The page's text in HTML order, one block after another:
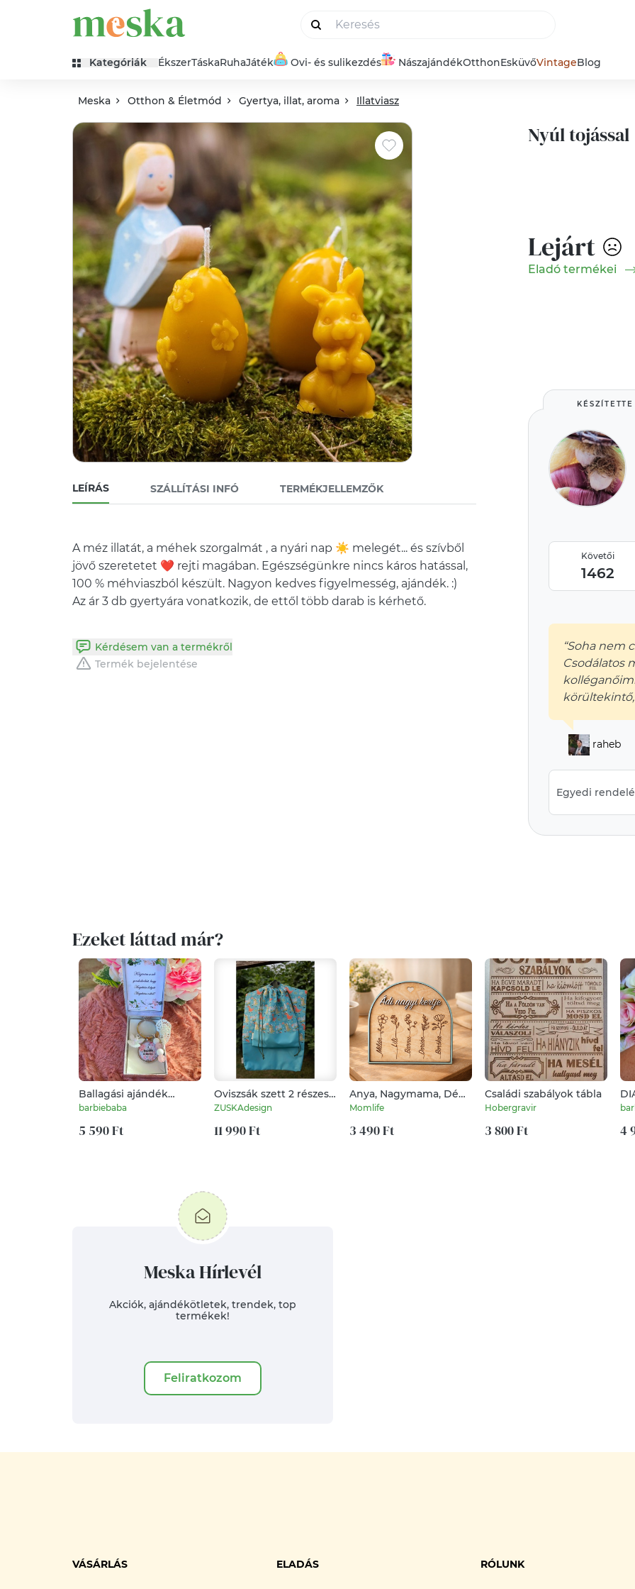
Kategóriák ÉkszerTáskaRuhaJáték Ovi- és sulikezdés NászajándékOtthonEsküvőVintageBlog
Meska Otthon & Életmód Gyertya, illat, aroma Illatviasz
LEÍRÁS SZÁLLÍTÁSI INFÓ TERMÉKJELLEMZŐK
A méz illatát, a méhek szorgalmát , a nyári nap ☀️ melegét... és szívből
jövő szeretetet ❤️ rejti magában. Egészségünkre nincs káros hatással,
100 % méhviaszból készült. Nagyon kedves figyelmesség, ajándék. :)
Kérdésem van a termékről
Termék bejelentése
Nyúl tojással
Lejárt
Eladó termékei
KÉSZÍTETTE
Követői
1462
“Soha nem
Csodálatos
raheb
Egyedi
Ezeket láttad már?
Ballagási ajándék
dobozos szürke
barbiebaba
5 590 Ft
Oviszsák szett 2 részes
"Gördeszkás dino"
ZUSKAdesign
11 990 Ft
Anya, Nagymama, Dédi
kertje - anyák napi
Momlife
3 490 Ft
Családi szabályok tábla
Hobergravir
3 800 Ft 4
Meska Hírlevél
Akciók, ajándékötletek, trendek, top
termékek!
Feliratkozom
VÁSÁRLÁS ELADÁS RÓLUNK